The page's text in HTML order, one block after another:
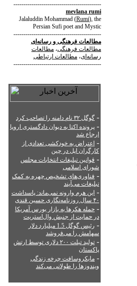
--------------------------------------------
mevlana rumi
Jalaluddin Mohammad (Rumi), the
Persian Sufi poet and Mystic
--------------------------------------------
مطالعات فرهنگی و رسانه‌ای
مطالعات فرهنگی، مطالعات
رسانه‌ای، مطالعات ارتباطی
--------------------------------------------
- گوگل ۳۲ نام دامنه را تصاحب کرد
- پرونده اکتا به دیوان دادگستری اروپا
ارجاع شد
- اعتراض به خودکشی تعدادی از
کارگران اپل در چین
- قوانین تبلیغات انتخابات مجلس
شورای اسلامی
- فناوری‌های تشخیص چهره به کمک
تبلیغات می‌آیند
- این هرم وارونه نمی‌ماند: پاسداشت
۴۰ سال روزنامه‌نگاری حسین قندی
- حمله هکرها به بازار بورس آمریکا
در حمایت از جنبش وال‌استریت
-
رئیس گوگل 1.5 میلیارد دلار
سهامش را می‌فروشد
-
تولید تبلت ۲۰۰ دلاری توسط ارتش
پاکستان
- مایکروسافت چرخه زندگی
ویندوزها را طولانی می‌کند